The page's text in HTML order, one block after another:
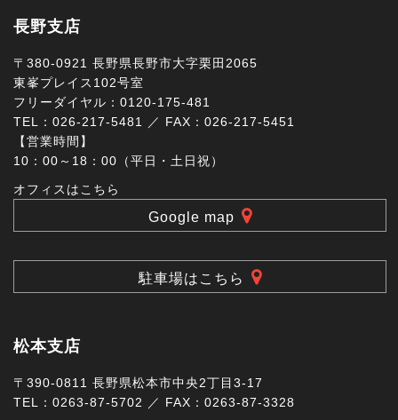
長野支店
〒380-0921 長野県長野市大字栗田2065
東峯プレイス102号室
フリーダイヤル：0120-175-481
TEL：026-217-5481 ／ FAX：026-217-5451
【営業時間】
10：00～18：00（平日・土日祝）
オフィスはこちら
Google map
駐車場はこちら
松本支店
〒390-0811 長野県松本市中央2丁目3-17
TEL：0263-87-5702 ／ FAX：0263-87-3328